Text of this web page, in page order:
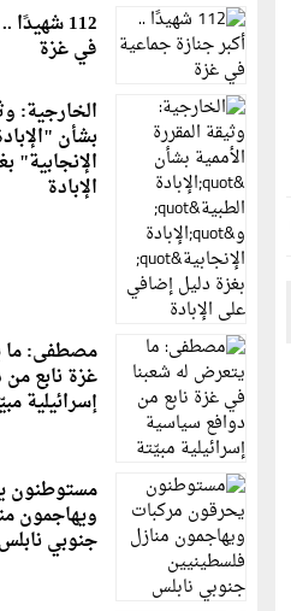
112
في غزة
الخارجية:
بشأن
الإنجابية"
الإبادة
مصطفى: ما
غزة نابع
إسرائيلية
مستوطنون
ويهاجمون
جنوبي نابلس